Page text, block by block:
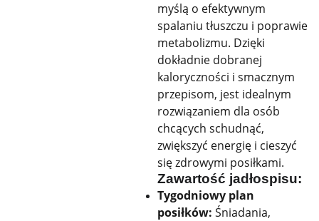
myślą o efektywnym
spalaniu tłuszczu i poprawie
metabolizmu. Dzięki
dokładnie dobranej
kaloryczności i smacznym
przepisom, jest idealnym
rozwiązaniem dla osób
chcących schudnąć,
zwiększyć energię i cieszyć
się zdrowymi posiłkami.
Zawartość jadłospisu:
Tygodniowy plan
posiłków: Śniadania,